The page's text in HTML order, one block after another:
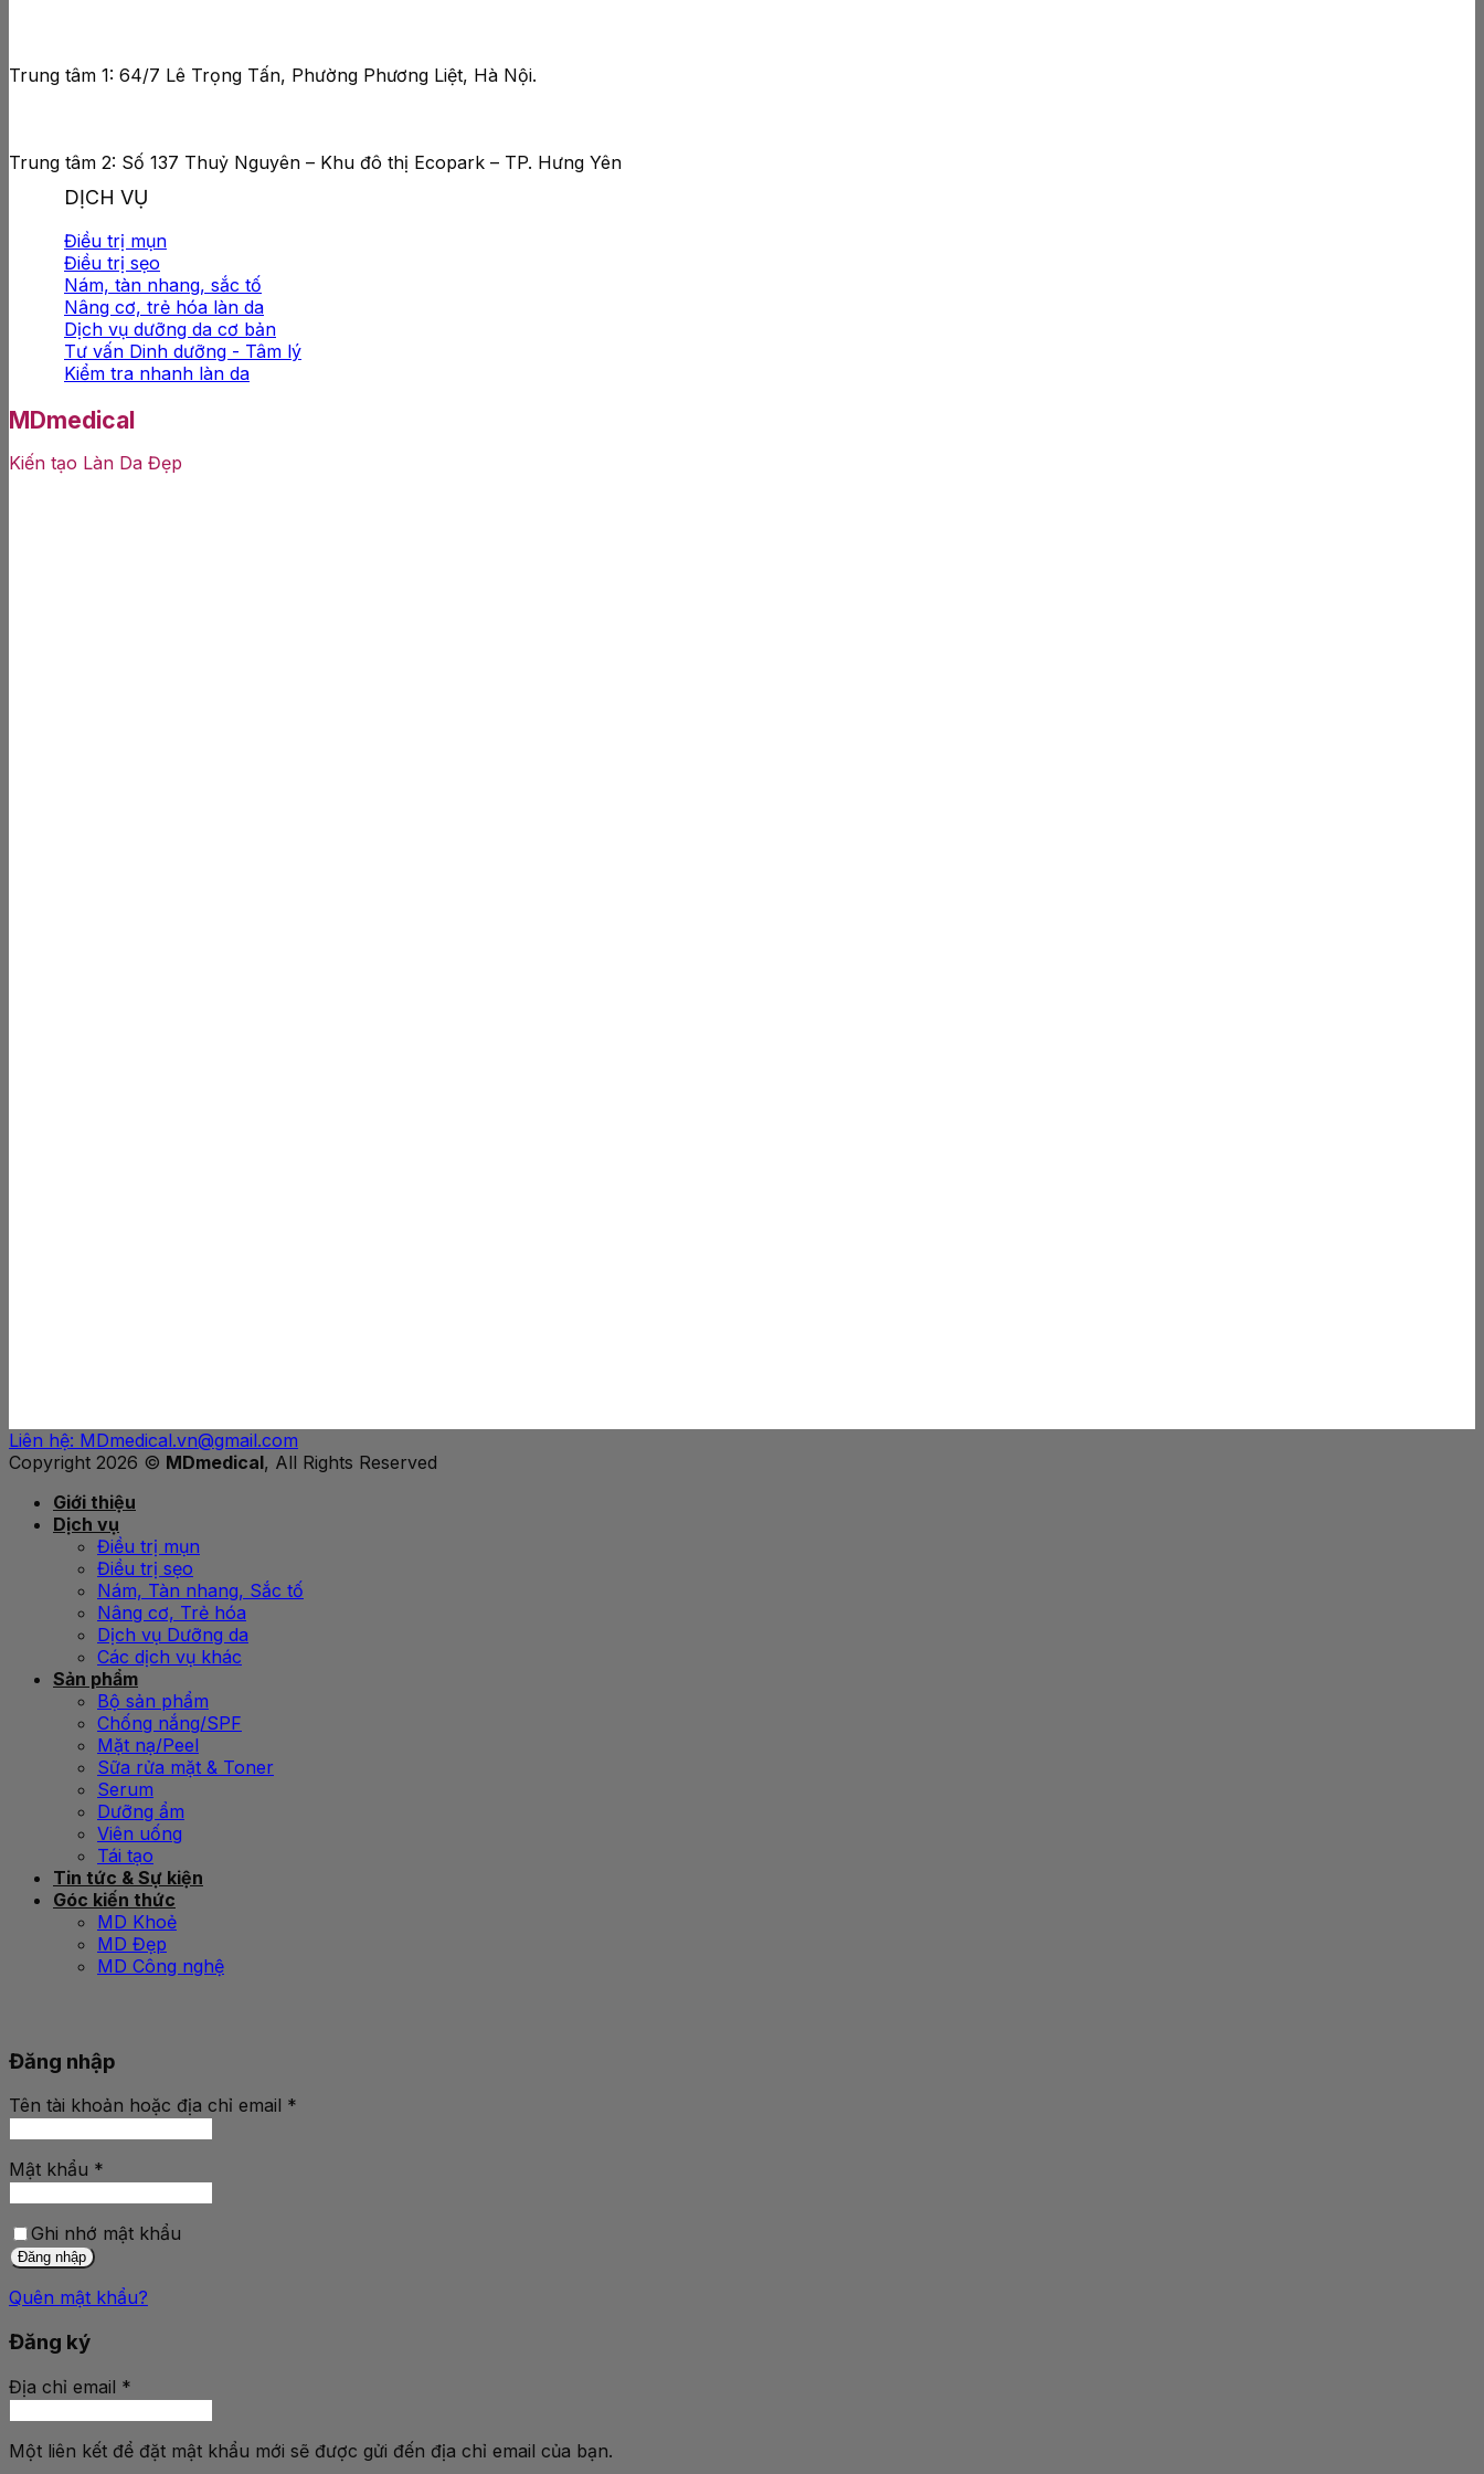
Trung tâm 1: 64/7 Lê Trọng Tấn, Phường Phương Liệt, Hà Nội.
Trung tâm 2: Số 137 Thuỷ Nguyên – Khu đô thị Ecopark – TP. Hưng Yên
DỊCH VỤ
Điều trị mụn
Điều trị sẹo
Nám, tàn nhang, sắc tố
Nâng cơ, trẻ hóa làn da
Dịch vụ dưỡng da cơ bản
Tư vấn Dinh dưỡng - Tâm lý
Kiểm tra nhanh làn da
MDmedical
Kiến tạo Làn Da Đẹp
Liên hệ: MDmedical.vn@gmail.com
Copyright 2026 © MDmedical, All Rights Reserved
Giới thiệu
Dịch vụ
Điều trị mụn
Điều trị sẹo
Nám, Tàn nhang, Sắc tố
Nâng cơ, Trẻ hóa
Dịch vụ Dưỡng da
Các dịch vụ khác
Sản phẩm
Bộ sản phẩm
Chống nắng/SPF
Mặt nạ/Peel
Sữa rửa mặt & Toner
Serum
Dưỡng ẩm
Viên uống
Tái tạo
Tin tức & Sự kiện
Góc kiến thức
MD Khoẻ
MD Đẹp
MD Công nghệ
Đăng nhập
Tên tài khoản hoặc địa chỉ email *
Bắt
buộc
Mật khẩu *
Bắt
buộc
Ghi nhớ mật khẩu
Đăng nhập
Quên mật khẩu?
Đăng ký
Địa chỉ email *
Bắt
buộc
Một liên kết để đặt mật khẩu mới sẽ được gửi đến địa chỉ email của bạn.